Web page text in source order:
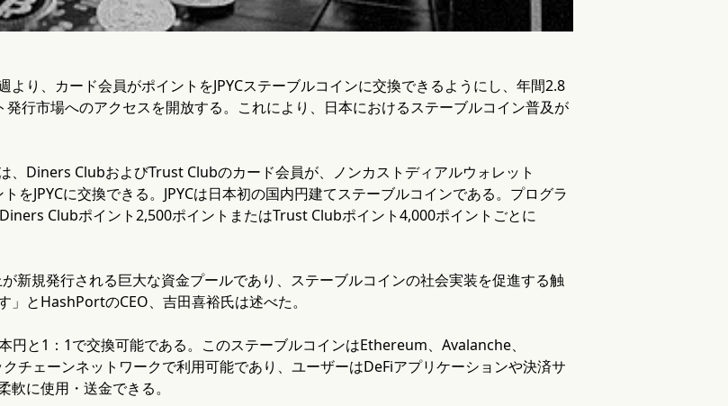
より、カード会員がポイントをJPYCステーブルコインに交換できるようにし、年間2.8
行市場へのアクセスを開放する。これにより、日本におけるステーブルコイン普及が
、Diners ClubおよびTrust Clubのカード会員が、ノンカストディアルウォレット
をJPYCに交換できる。JPYCは日本初の国内円建てステーブルコインである。プログラ
Clubポイント2,500ポイントまたはTrust Clubポイント4,000ポイントごとに
が新規発行される巨大な資金プールであり、ステーブルコインの社会実装を促進する触
」とHashPortのCEO、吉田喜裕氏は述べた。
円と1：1で交換可能である。このステーブルコインはEthereum、Avalanche、
チェーンネットワークで利用可能であり、ユーザーはDeFiアプリケーションや決済サ
に使用・送金できる。